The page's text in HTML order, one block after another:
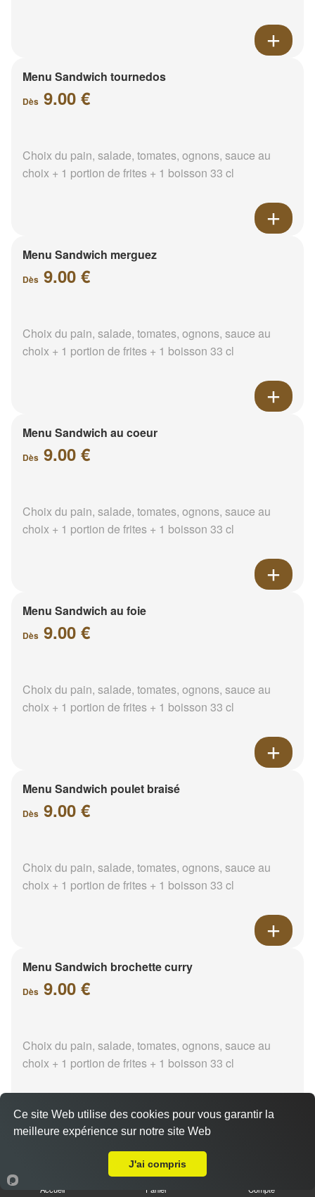
Menu Sandwich tournedos
Dès 9.00 €
Choix du pain, salade, tomates, ognons, sauce au
choix + 1 portion de frites + 1 boisson 33 cl
Menu Sandwich merguez
Dès 9.00 €
Choix du pain, salade, tomates, ognons, sauce au
choix + 1 portion de frites + 1 boisson 33 cl
Menu Sandwich au coeur
Dès 9.00 €
Choix du pain, salade, tomates, ognons, sauce au
choix + 1 portion de frites + 1 boisson 33 cl
Menu Sandwich au foie
Dès 9.00 €
Choix du pain, salade, tomates, ognons, sauce au
choix + 1 portion de frites + 1 boisson 33 cl
Menu Sandwich poulet braisé
Dès 9.00 €
Choix du pain, salade, tomates, ognons, sauce au
choix + 1 portion de frites + 1 boisson 33 cl
Menu Sandwich brochette curry
Dès 9.00 €
Choix du pain, salade, tomates, ognons, sauce au
choix + 1 portion de frites + 1 boisson 33 cl
Accueil Panier Compte
Ce site Web utilise des cookies pour vous garantir la
meilleure expérience sur notre site Web
J'ai compris